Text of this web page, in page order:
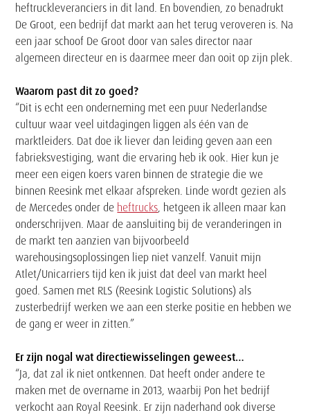
heftruckleveranciers in dit land. En bovendien, zo benadrukt
De Groot, een bedrijf dat markt aan het terug veroveren is. Na
een jaar schoof De Groot door van sales director naar
algemeen directeur en is daarmee meer dan ooit op zijn plek.
Waarom past dit zo goed?
“Dit is echt een onderneming met een puur Nederlandse
cultuur waar veel uitdagingen liggen als één van de
marktleiders. Dat doe ik liever dan leiding geven aan een
fabrieksvestiging, want die ervaring heb ik ook. Hier kun je
meer een eigen koers varen binnen de strategie die we
binnen Reesink met elkaar afspreken. Linde wordt gezien als
de Mercedes onder de heftrucks, hetgeen ik alleen maar kan
onderschrijven. Maar de aansluiting bij de veranderingen in
de markt ten aanzien van bijvoorbeeld
warehousingsoplossingen liep niet vanzelf. Vanuit mijn
Atlet/Unicarriers tijd ken ik juist dat deel van markt heel
goed. Samen met RLS (Reesink Logistic Solutions) als
zusterbedrijf werken we aan een sterke positie en hebben we
de gang er weer in zitten.”
Er zijn nogal wat directiewisselingen geweest…
“Ja, dat zal ik niet ontkennen. Dat heeft onder andere te
maken met de overname in 2013, waarbij Pon het bedrijf
verkocht aan Royal Reesink. Er zijn naderhand ook diverse